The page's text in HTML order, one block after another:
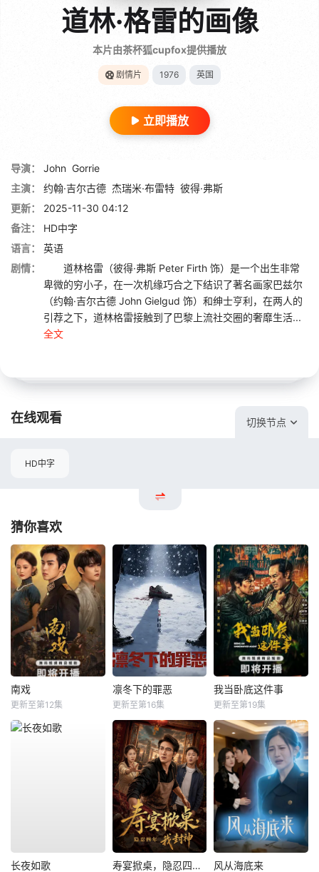
道林·格雷的画像
本片由茶杯狐cupfox提供播放
剧情片 1976 英国
立即播放
导演： John Gorrie
主演：
约翰·吉尔古德 杰瑞米·布雷特 彼得·弗斯
更新：
2025-11-30 04:12
备注：
HD中字
语言：
英语
剧情：
道林格雷（彼得·弗斯 Peter Firth 饰）是一个出生非常
卑微的穷小子，在一次机缘巧合之下结识了著名画家巴兹尔
（约翰·吉尔古德 John Gielgud 饰）和绅士亨利，在两人的
引荐之下，道林格雷接触到了巴黎上流社交圈的奢靡生活...
全文
在线观看 切换节点
HD中字
猜你喜欢
南戏
更新至第12集
凛冬下的罪恶
更新至第16集
我当卧底这件事
更新至第19集
长夜如歌 寿宴掀桌，隐忍四年我封神 风从海底来